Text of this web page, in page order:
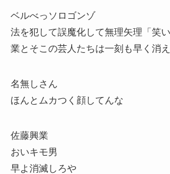
ベルべっソロゴンゾ
法を犯して誤魔化して無理矢理「笑
業とそこの芸人たちは一刻も早く消
名無しさん
ほんとムカつく顔してんな
佐藤興業
おいキモ男
早よ消滅しろや